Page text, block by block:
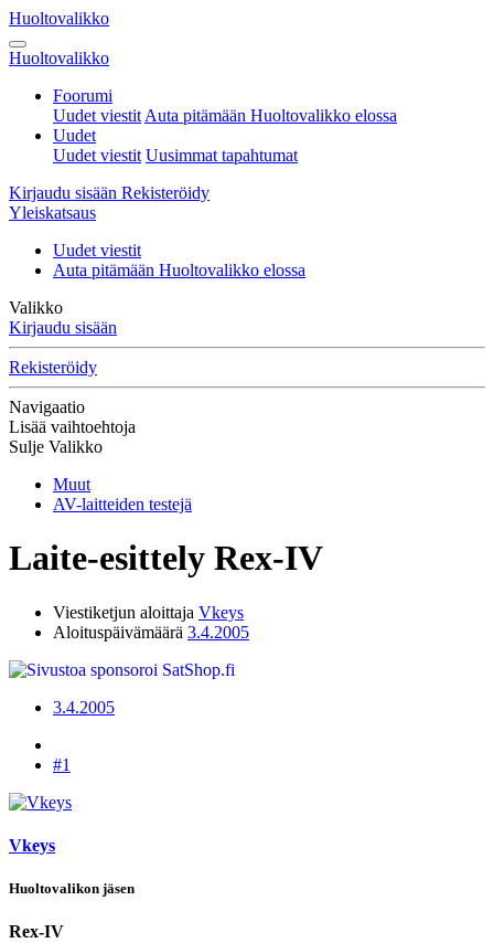
Huoltovalikko
Huoltovalikko
Foorumi
Uudet viestit Auta pitämään Huoltovalikko elossa
Uudet
Uudet viestit Uusimmat tapahtumat
Kirjaudu sisään Rekisteröidy
Yleiskatsaus
Uudet viestit
Auta pitämään Huoltovalikko elossa
Valikko
Kirjaudu sisään
Rekisteröidy
Navigaatio
Lisää vaihtoehtoja
Sulje Valikko
Muut
AV-laitteiden testejä
Laite-esittely Rex-IV
Viestiketjun aloittaja Vkeys
Aloituspäivämäärä 3.4.2005
3.4.2005
#1
Vkeys
Huoltovalikon jäsen
Rex-IV